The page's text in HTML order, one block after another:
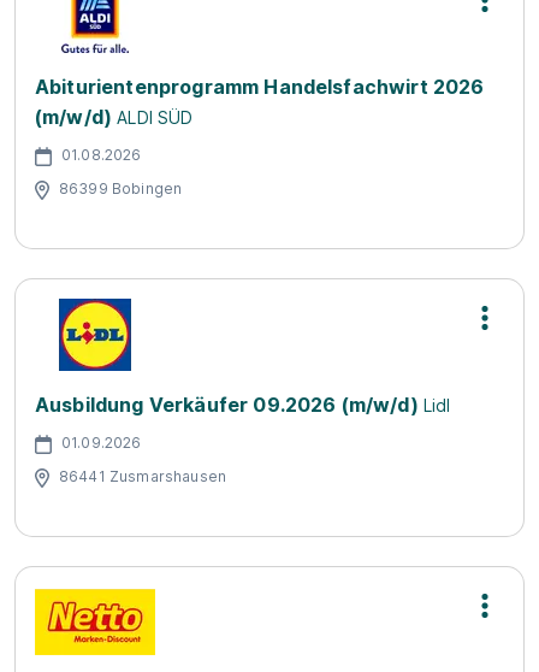
Abiturientenprogramm Handelsfachwirt 2026
(m/w/d) ALDI SÜD
01.08.2026
86399 Bobingen
Ausbildung Verkäufer 09.2026 (m/w/d) Lidl
01.09.2026
86441 Zusmarshausen